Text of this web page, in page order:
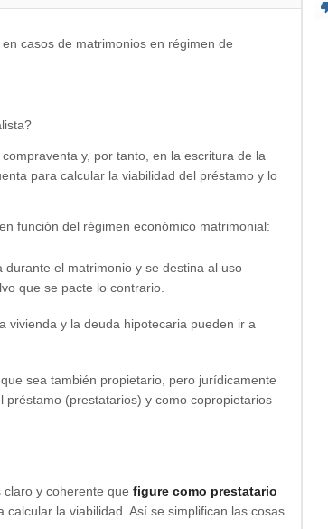
casos de matrimonios en régimen de
y, por tanto, en la escritura de la
para calcular la viabilidad del préstamo y lo
función del régimen económico matrimonial:
el matrimonio y se destina al uso
que se pacte lo contrario.
vivienda y la deuda hipotecaria pueden ir a
sea también propietario, pero jurídicamente
(prestatarios) y como copropietarios
y coherente que figure como prestatario
calcular la viabilidad. Así se simplifican las cosas